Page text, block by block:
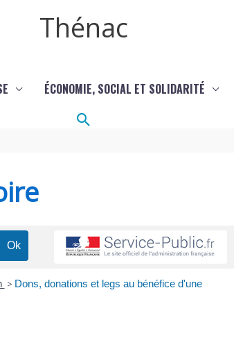
Thénac
ÉCONOMIE, SOCIAL ET SOLIDARITÉ
Rechercher
> Dons, donations et legs au bénéfice d'une